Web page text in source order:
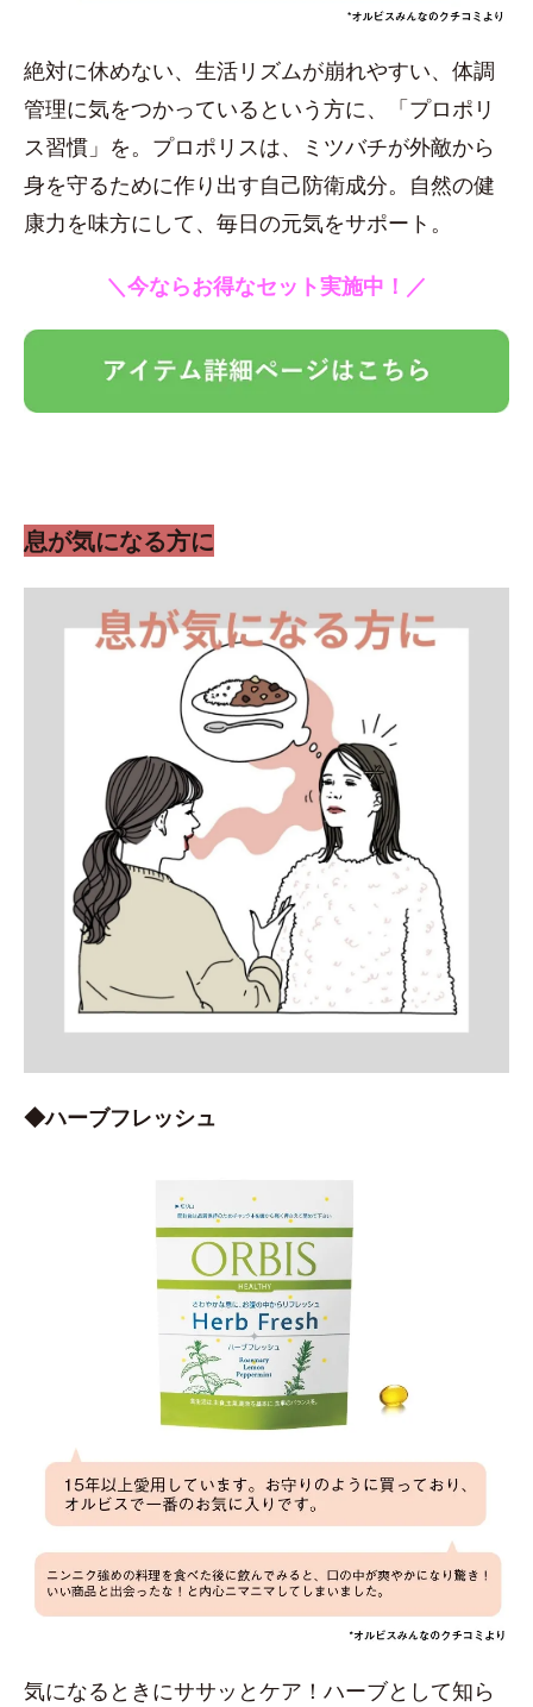
絶対に休めない、生活リズムが崩れやすい、体調
管理に気をつかっているという方に、「プロポリ
ス習慣」を。プロポリスは、ミツバチが外敵から
身を守るために作り出す自己防衛成分。自然の健
康力を味方にして、毎日の元気をサポート。
＼今ならお得なセット実施中！／
息が気になる方に
◆ハーブフレッシュ
気になるときにササッとケア！ハーブとして知ら